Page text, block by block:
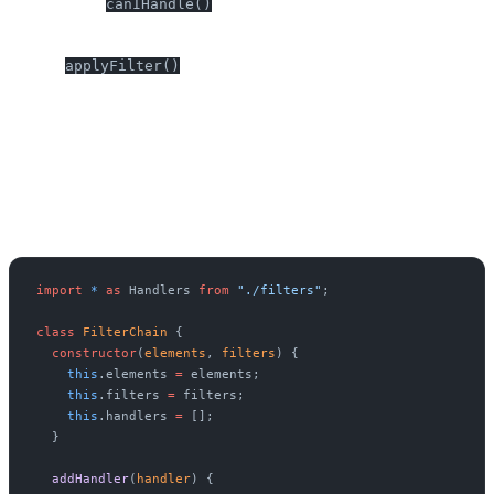
canIHandle()
applyFilter()
import * as Handlers from "./filters" ;
class FilterChain {
  constructor
(elements , filters ) {
    this
.elements = elements;
    this
.filters = filters;
    this
.handlers = [];
  }
  addHandler
( handler) {